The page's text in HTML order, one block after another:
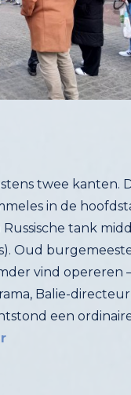
twee kanten.
in detank
Oud
vind
Balie-
een